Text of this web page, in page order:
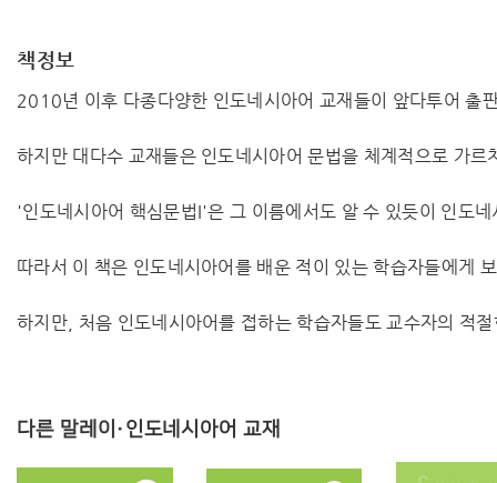
책정보
2010년 이후 다종다양한 인도네시아어 교재들이 앞다투어 출
하지만 대다수 교재들은 인도네시아어 문법을 체계적으로 가
'인도네시아어 핵심문법I'은 그 이름에서도 알 수 있듯이 인도
따라서 이 책은 인도네시아어를 배운 적이 있는 학습자들에게
하지만, 처음 인도네시아어를 접하는 학습자들도 교수자의 적
다른 말레이·인도네시아어 교재